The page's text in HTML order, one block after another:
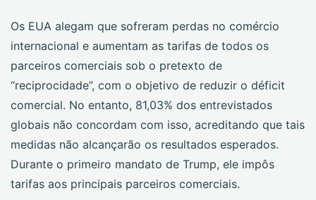
Os EUA alegam que sofreram perdas no comércio
internacional e aumentam as tarifas de todos os
parceiros comerciais sob o pretexto de
“reciprocidade”, com o objetivo de reduzir o déficit
comercial. No entanto, 81,03% dos entrevistados
globais não concordam com isso, acreditando que tais
medidas não alcançarão os resultados esperados.
Durante o primeiro mandato de Trump, ele impôs
tarifas aos principais parceiros comerciais.